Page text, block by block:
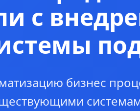
с
бизнес